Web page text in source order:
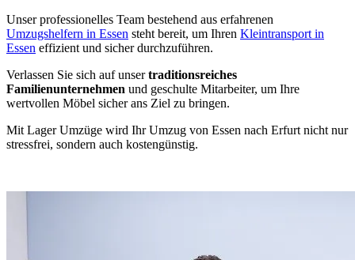
Unser professionelles Team bestehend aus erfahrenen
Umzugshelfern in Essen steht bereit, um Ihren Kleintransport in
Essen effizient und sicher durchzuführen.
Verlassen Sie sich auf unsertraditionsreiches
Familienunternehmen und geschulte Mitarbeiter, um Ihre
wertvollen Möbel sicher ans Ziel zu bringen.
Mit Lager Umzüge wird Ihr Umzug von Essen nach Erfurt nicht nur
stressfrei, sondern auch kostengünstig.